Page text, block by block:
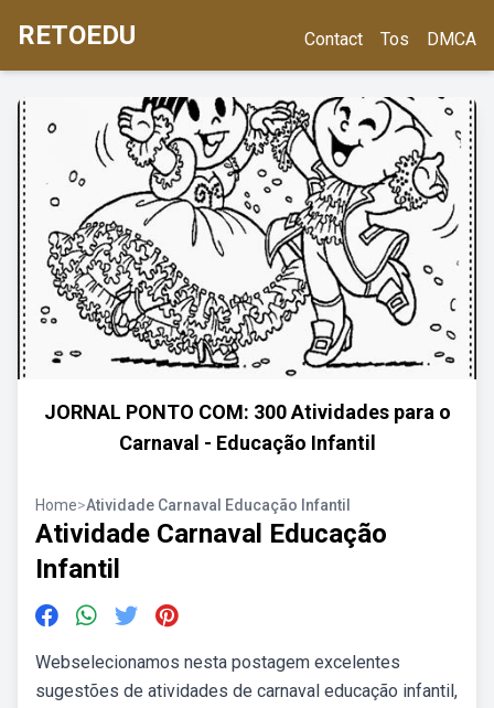
RETOEDU Contact Tos DMCA
JORNAL PONTO COM: 300 Atividades para o
Carnaval - Educação Infantil
Home>Atividade Carnaval Educação Infantil
Atividade Carnaval Educação
Infantil
Webselecionamos nesta postagem excelentes
sugestões de atividades de carnaval educação infantil,